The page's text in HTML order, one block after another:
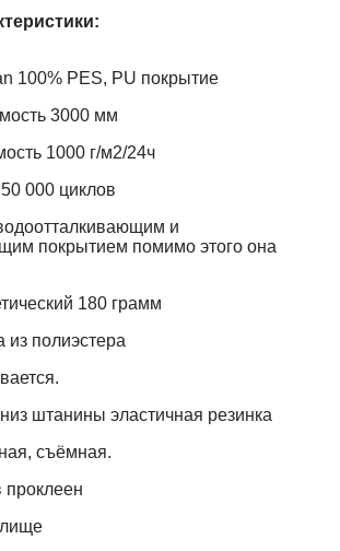
100% PES, PU покрытие
3000 мм
1000 г/м2/24ч
000 циклов
и
покрытием помимо этого она
180 грамм
из полиэстера
штанины эластичная резинка
съёмная.